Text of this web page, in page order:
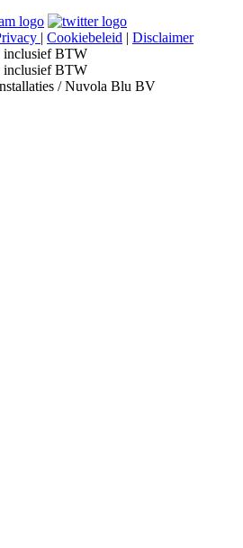
| Cookiebeleid | Disclaimer
inclusief BTW
inclusief BTW
/ Nuvola Blu BV